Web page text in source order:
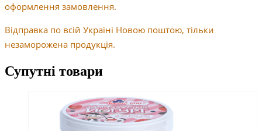
оформлення замовлення.
Відправка по всій Україні Новою поштою, тільки
незаморожена продукція.
Супутні товари